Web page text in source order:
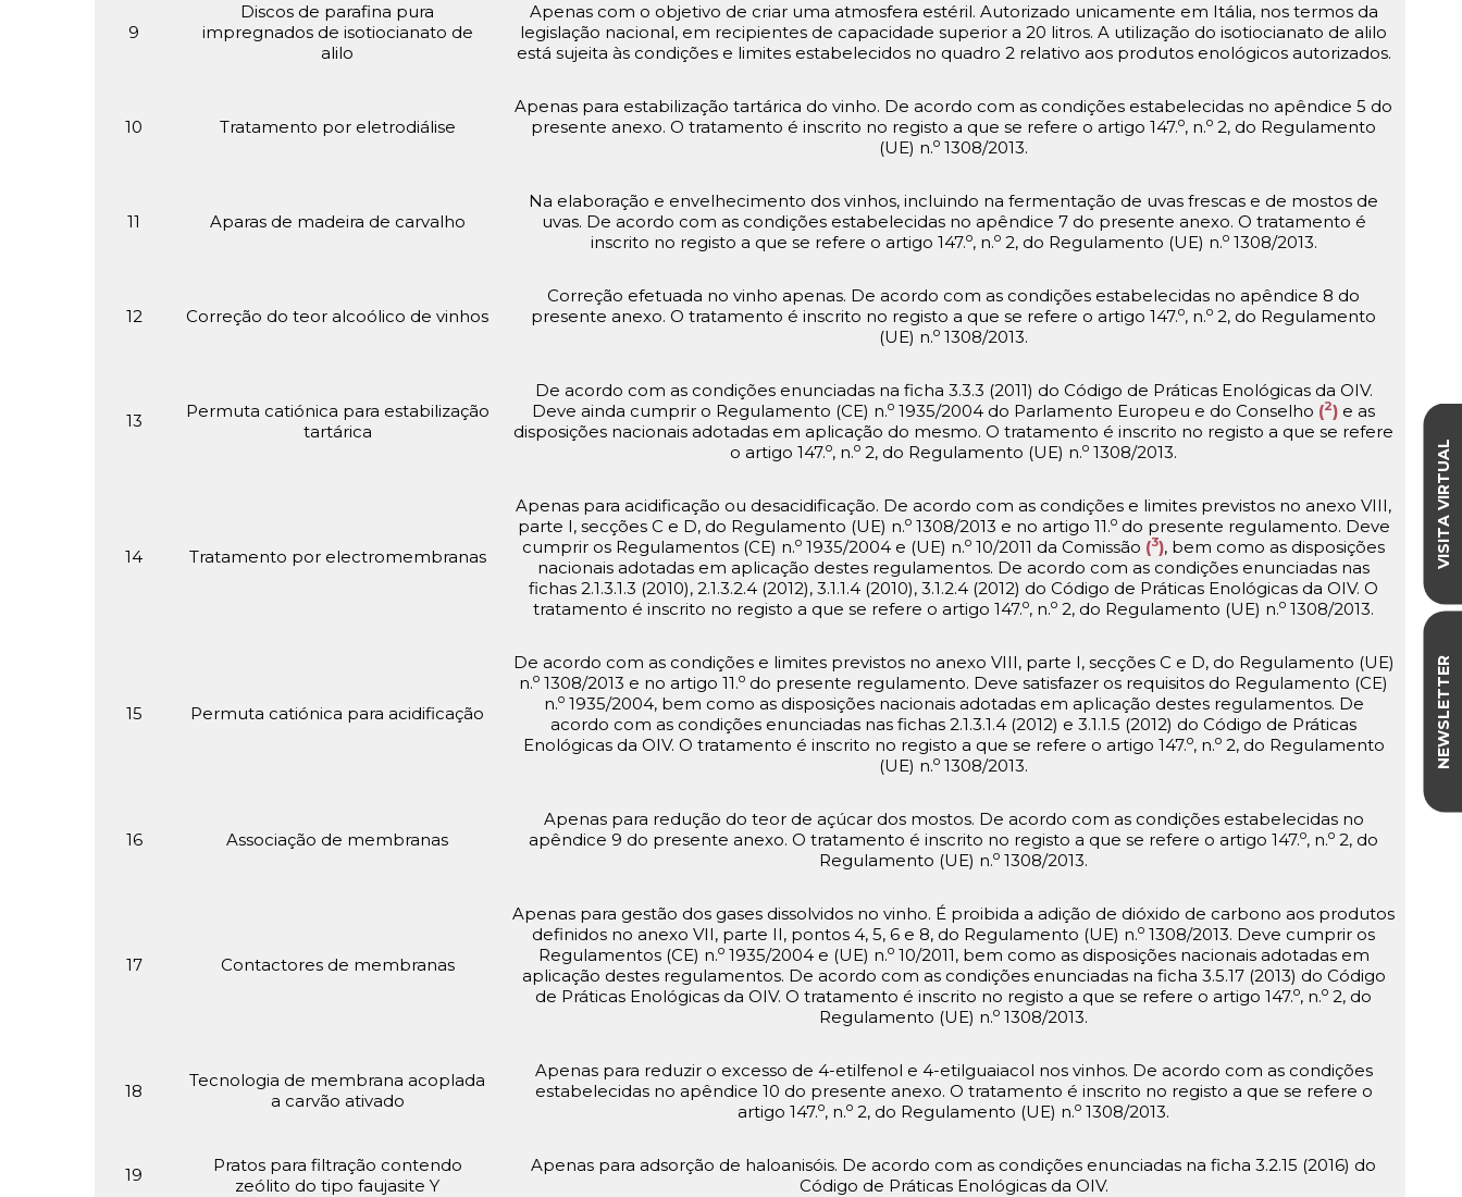
VISITA VIRTUAL
NEWSLETTER
9
Discos de parafina pura
impregnados de isotiocianato de
alilo
Apenas com o objetivo de criar uma atmosfera estéril. Autorizado unicamente em Itália, nos termos da
legislação nacional, em recipientes de capacidade superior a 20 litros. A utilização do isotiocianato de alilo
está sujeita às condições e limites estabelecidos no quadro 2 relativo aos produtos enológicos autorizados.
10 Tratamento por eletrodiálise
Apenas para estabilização tartárica do vinho. De acordo com as condições estabelecidas no apêndice 5 do
presente anexo. O tratamento é inscrito no registo a que se refere o artigo 147.o, n.o 2, do Regulamento
(UE) n.o 1308/2013.
11 Aparas de madeira de carvalho
Na elaboração e envelhecimento dos vinhos, incluindo na fermentação de uvas frescas e de mostos de
uvas. De acordo com as condições estabelecidas no apêndice 7 do presente anexo. O tratamento é
inscrito no registo a que se refere o artigo 147.o, n.o2, do Regulamento (UE) n.o1308/2013.
12 Correção do teor alcoólico de vinhos
Correção efetuada no vinho apenas. De acordo com as condições estabelecidas no apêndice 8 do
presente anexo. O tratamento é inscrito no registo a que se refere o artigo 147.o, n.o 2, do Regulamento
(UE) n.o 1308/2013.
13
Permuta catiónica para estabilização
tartárica
De acordo com as condições enunciadas na ficha 3.3.3 (2011) do Código de Práticas Enológicas da OIV.
Deve ainda cumprir o Regulamento (CE) n.o 1935/2004 do Parlamento Europeu e do Conselho (2) e as
disposições nacionais adotadas em aplicação do mesmo. O tratamento é inscrito no registo a que se refere
o artigo 147.o, n.o 2, do Regulamento (UE) n.o 1308/2013.
14 Tratamento por electromembranas
Apenas para acidificação ou desacidificação. De acordo com as condições e limites previstos no anexo VIII,
parte I, secções C e D, do Regulamento (UE) n.o1308/2013 e no artigo 11.odo presente regulamento. Deve
cumprir os Regulamentos (CE) n.o 1935/2004 e (UE) n.o 10/2011 da Comissão (3), bem como as disposições
nacionais adotadas em aplicação destes regulamentos. De acordo com as condições enunciadas nas
fichas 2.1.3.1.3 (2010), 2.1.3.2.4 (2012), 3.1.1.4 (2010), 3.1.2.4 (2012) do Código de Práticas Enológicas da OIV. O
tratamento é inscrito no registo a que se refere o artigo 147.o, n.o 2, do Regulamento (UE) n.o 1308/2013.
15 Permuta catiónica para acidificação
De acordo com as condições e limites previstos no anexo VIII, parte I, secções C e D, do Regulamento (UE)
n.o 1308/2013 e no artigo 11.o do presente regulamento. Deve satisfazer os requisitos do Regulamento (CE)
n.o1935/2004, bem como as disposições nacionais adotadas em aplicação destes regulamentos. De
acordo com as condições enunciadas nas fichas 2.1.3.1.4 (2012) e 3.1.1.5 (2012) do Código de Práticas
Enológicas da OIV. O tratamento é inscrito no registo a que se refere o artigo 147.o, n.o2, do Regulamento
(UE) n.o 1308/2013.
16 Associação de membranas
Apenas para redução do teor de açúcar dos mostos. De acordo com as condições estabelecidas no
apêndice 9 do presente anexo. O tratamento é inscrito no registo a que se refere o artigo 147.o, n.o 2, do
Regulamento (UE) n.o 1308/2013.
17 Contactores de membranas
Apenas para gestão dos gases dissolvidos no vinho. É proibida a adição de dióxido de carbono aos produtos
definidos no anexo VII, parte II, pontos 4, 5, 6 e 8, do Regulamento (UE) n.o 1308/2013. Deve cumprir os
Regulamentos (CE) n.o1935/2004 e (UE) n.o10/2011, bem como as disposições nacionais adotadas em
aplicação destes regulamentos. De acordo com as condições enunciadas na ficha 3.5.17 (2013) do Código
de Práticas Enológicas da OIV. O tratamento é inscrito no registo a que se refere o artigo 147.o, n.o 2, do
Regulamento (UE) n.o 1308/2013.
18
Tecnologia de membrana acoplada
a carvão ativado
Apenas para reduzir o excesso de 4-etilfenol e 4-etilguaiacol nos vinhos. De acordo com as condições
estabelecidas no apêndice 10 do presente anexo. O tratamento é inscrito no registo a que se refere o
artigo 147.o, n.o 2, do Regulamento (UE) n.o 1308/2013.
19
Pratos para filtração contendo
zeólito do tipo faujasite Y
Apenas para adsorção de haloanisóis. De acordo com as condições enunciadas na ficha 3.2.15 (2016) do
Código de Práticas Enológicas da OIV.